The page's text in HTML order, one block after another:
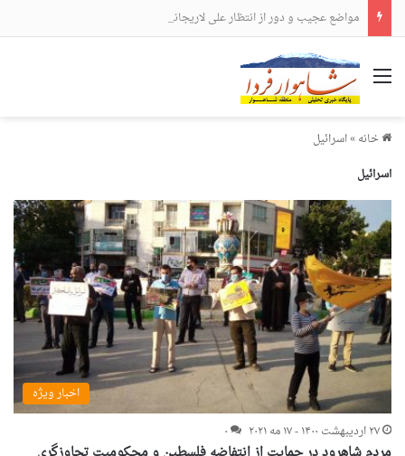
مواضع عجیب و دور از انتظار علی لاریجانی
منو
خانه»اسرائیل
اسرائیل
اخبار ویژه
۲۷ اردیبهشت ۱۴۰۰ - ۱۷ مه ۲۰۲۱
۰